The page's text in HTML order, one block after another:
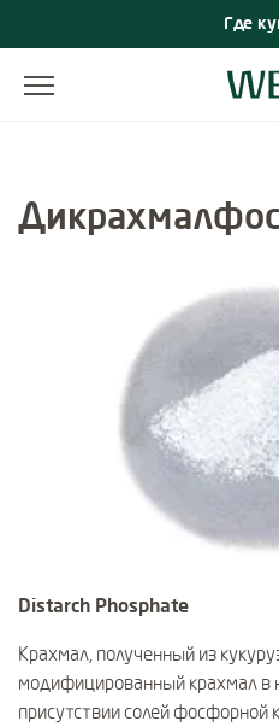
Где
Distarch Phosphate
Крахмал, полученный из
модифицированный крахмал в
присутствии солей